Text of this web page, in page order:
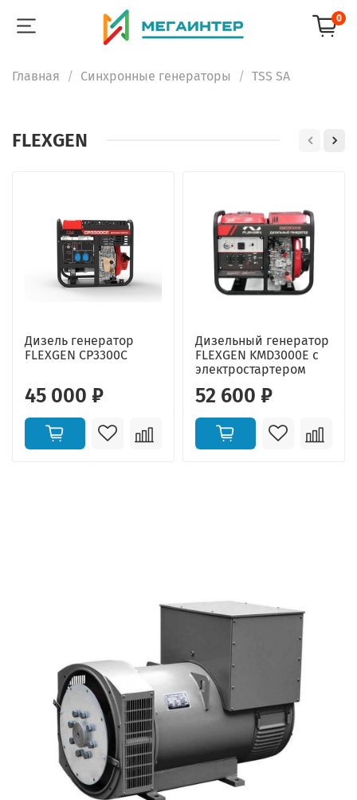
0
Главная Синхронные генераторы TSS SA
FLEXGEN
Дизель генератор
FLEXGEN CP3300C
45 000 ₽
Дизельный генератор
FLEXGEN KMD3000E с
электростартером
52 600 ₽